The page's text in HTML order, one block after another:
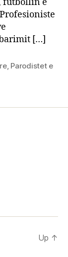
futbollin e
[…]
, Parodistet e
Up ↑